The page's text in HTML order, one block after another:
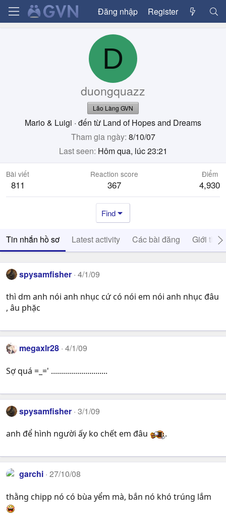
Đăng nhập Register
D
duongquazz
Lão Làng GVN
Mario & Luigi · đến từ Land of Hopes and Dreams
Tham gia ngày 8/10/07
Last seen Hôm qua, lúc 23:21
Bài viết
811
Reaction score
367
Điểm
4,930
Find
Tin nhắn hồ sơ Latest activity Các bài đăng Giới thiệu
spysamfisher 4/1/09
thì dm anh nói anh nhục cứ có nói em nói anh nhục đâu
, âu phặc
megaxlr28 4/1/09
Sợ quá =_=' ............................
spysamfisher 3/1/09
anh để hình người ấy ko chết em đâu .
garchi 27/10/08
thằng chipp nó có bùa yểm mà, bắn nó khó trúng lắm